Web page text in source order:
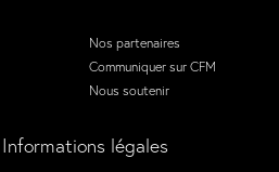
Nos partenaires
Communiquer sur CFM
Nous soutenir
Informations légales